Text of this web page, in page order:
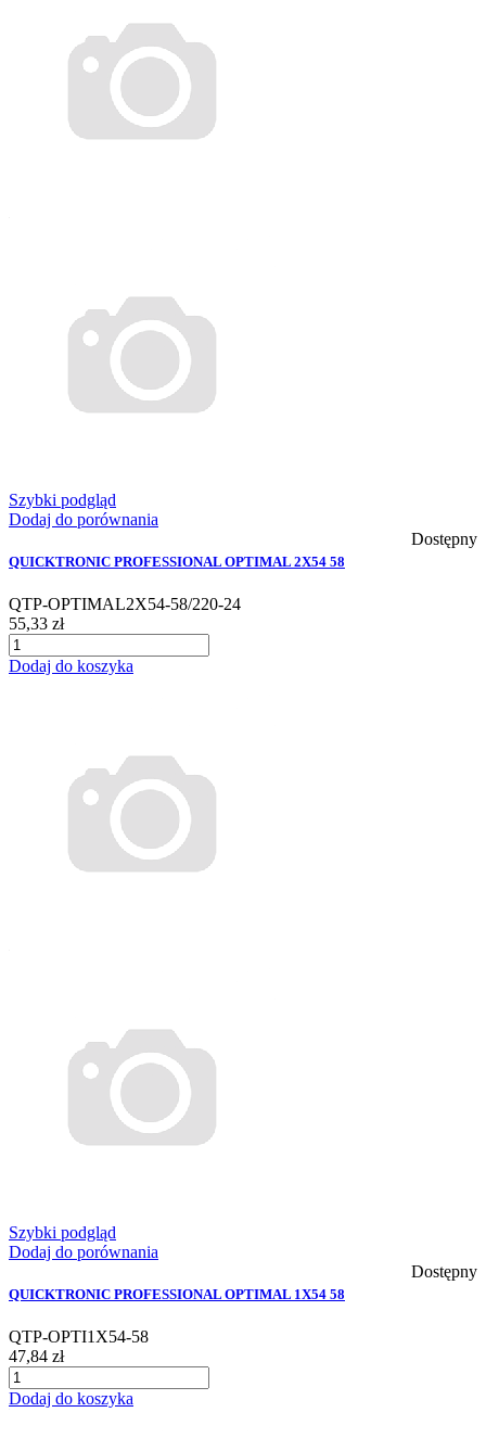
Szybki podgląd
Dodaj do porównania
Dostępny
QUICKTRONIC PROFESSIONAL OPTIMAL 2X54 58
QTP-OPTIMAL2X54-58/220-24
55,33 zł
Dodaj do koszyka
Szybki podgląd
Dodaj do porównania
Dostępny
QUICKTRONIC PROFESSIONAL OPTIMAL 1X54 58
QTP-OPTI1X54-58
47,84 zł
Dodaj do koszyka